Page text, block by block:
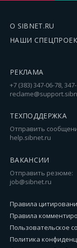
О SIBNET.RU
НАШИ
РЕКЛАМА
+7 (383) 347-06-78,
ТЕХПОДДЕРЖКА
Отправить
help.sibnet.ru
ВАКАНСИИ
Отправить резюме:
job@sibnet.ru
Правила
Правила
Пользовательское
Политика